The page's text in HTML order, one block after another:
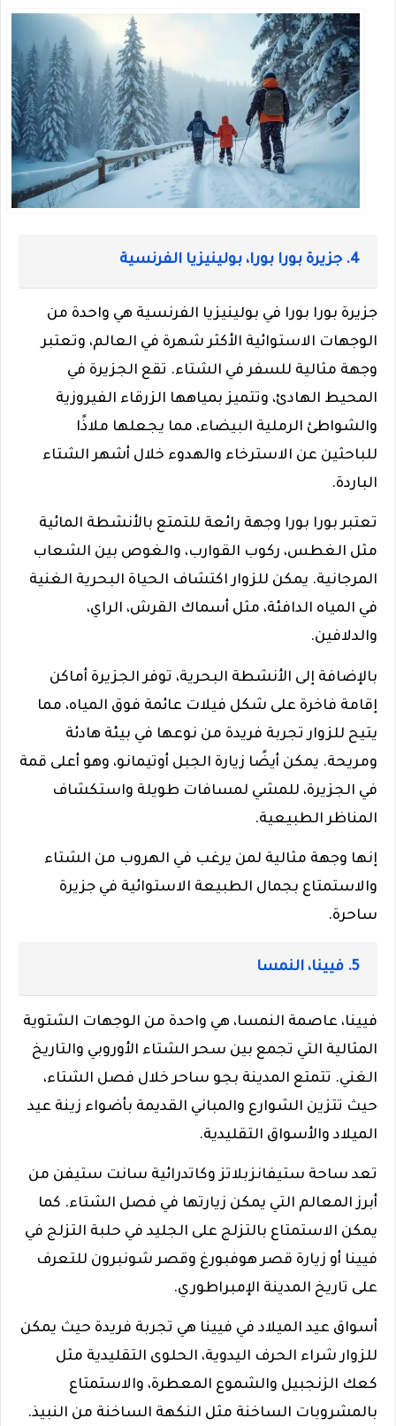
4. جزيرة بورا بورا، بولينيزيا الفرنسية
جزيرة بورا بورا في بولينيزيا الفرنسية هي واحدة من
الوجهات الاستوائية الأكثر شهرة في العالم، وتعتبر
وجهة مثالية للسفر في الشتاء. تقع الجزيرة في
المحيط الهادئ، وتتميز بمياهها الزرقاء الفيروزية
والشواطئ الرملية البيضاء، مما يجعلها ملاذًا
للباحثين عن الاسترخاء والهدوء خلال أشهر الشتاء
الباردة.
تعتبر بورا بورا وجهة رائعة للتمتع بالأنشطة المائية
مثل الغطس، ركوب القوارب، والغوص بين الشعاب
المرجانية. يمكن للزوار اكتشاف الحياة البحرية الغنية
في المياه الدافئة، مثل أسماك القرش، الراي،
والدلافين.
بالإضافة إلى الأنشطة البحرية، توفر الجزيرة أماكن
إقامة فاخرة على شكل فيلات عائمة فوق المياه، مما
يتيح للزوار تجربة فريدة من نوعها في بيئة هادئة
ومريحة. يمكن أيضًا زيارة الجبل أوتيمانو، وهو أعلى قمة
في الجزيرة، للمشي لمسافات طويلة واستكشاف
المناظر الطبيعية.
إنها وجهة مثالية لمن يرغب في الهروب من الشتاء
والاستمتاع بجمال الطبيعة الاستوائية في جزيرة
ساحرة.
5. فيينا، النمسا
فيينا، عاصمة النمسا، هي واحدة من الوجهات الشتوية
المثالية التي تجمع بين سحر الشتاء الأوروبي والتاريخ
الغني. تتمتع المدينة بجو ساحر خلال فصل الشتاء،
حيث تتزين الشوارع والمباني القديمة بأضواء زينة عيد
الميلاد والأسواق التقليدية.
تعد ساحة ستيفانزبلاتز وكاتدرائية سانت ستيفن من
أبرز المعالم التي يمكن زيارتها في فصل الشتاء. كما
يمكن الاستمتاع بالتزلج على الجليد في حلبة التزلج في
فيينا أو زيارة قصر هوفبورغ وقصر شونبرون للتعرف
على تاريخ المدينة الإمبراطوري.
أسواق عيد الميلاد في فيينا هي تجربة فريدة حيث يمكن
للزوار شراء الحرف اليدوية، الحلوى التقليدية مثل
كعك الزنجبيل والشموع المعطرة، والاستمتاع
بالمشروبات الساخنة مثل النكهة الساخنة من النبيذ.